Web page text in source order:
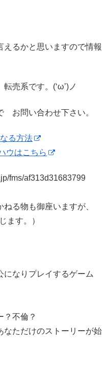
るかと思いますので情報
売系です。(‘ω’)ノ
問い合わせ下さい。
る方法
ウはこちら
fms/af313d31683799
ねる物も御座いますが、
ます。）
になりプレイするゲーム
？不倫？
なただけのストーリーが始